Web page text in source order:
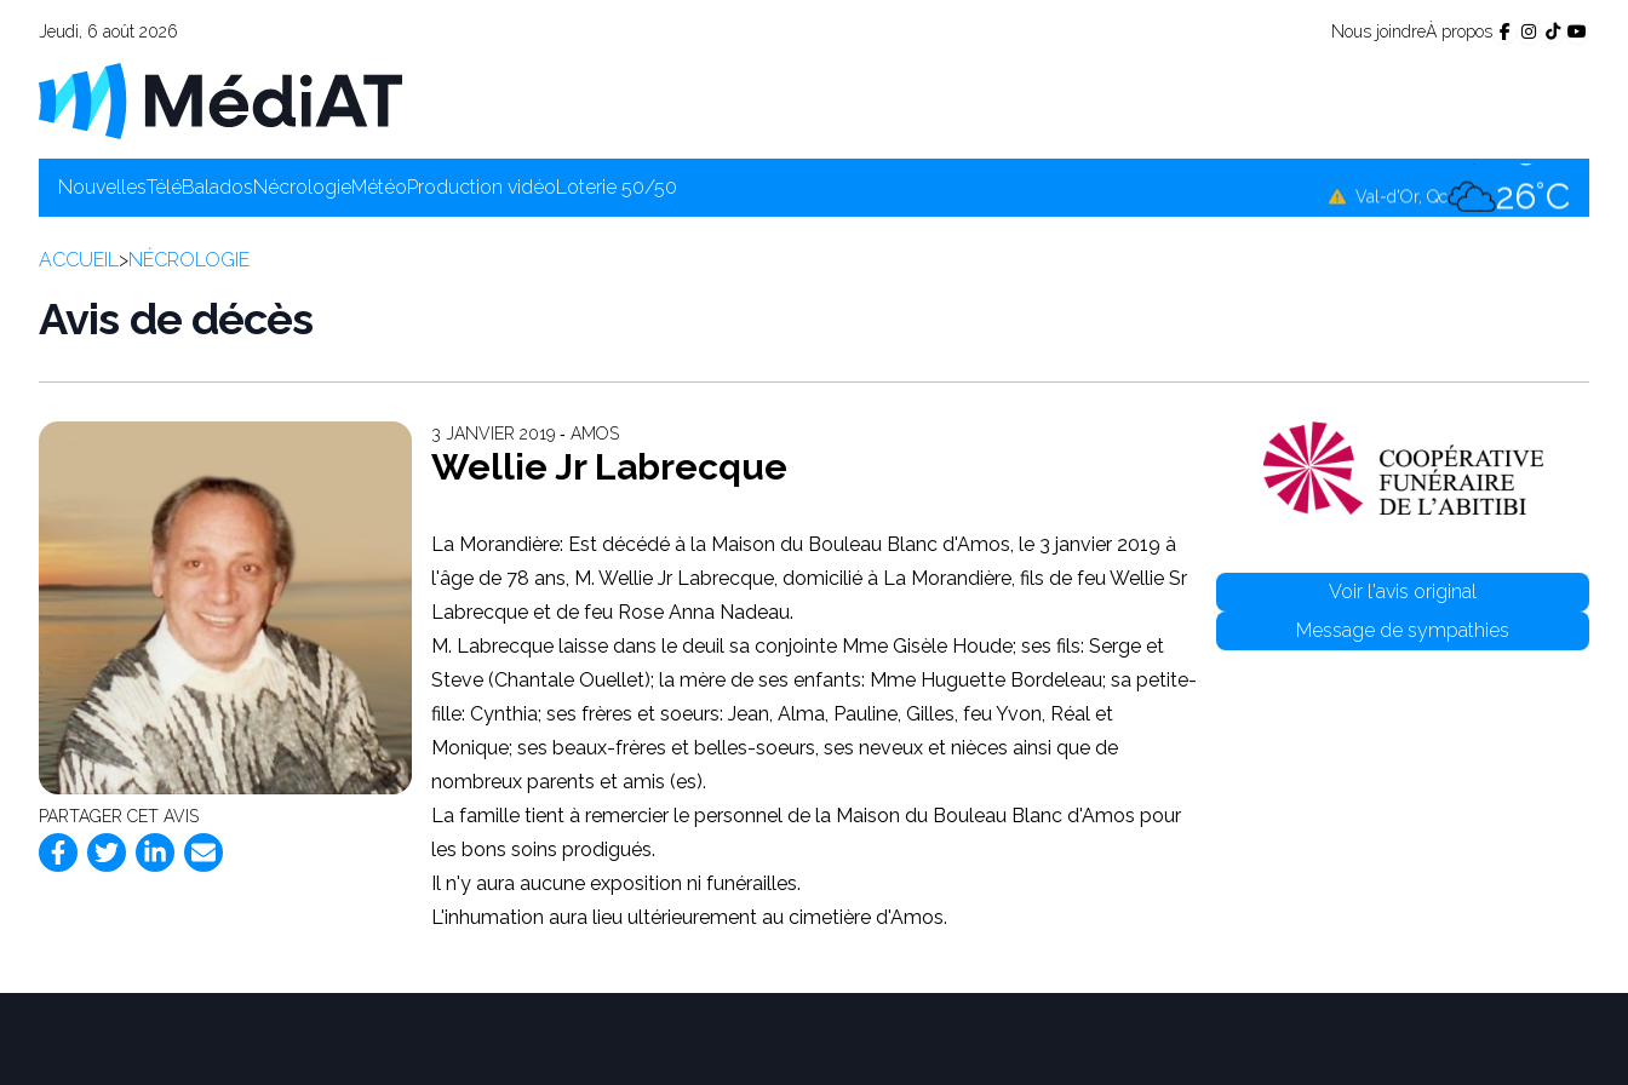
Jeudi, 6 août 2026 Nous joindreÀ propos
NouvellesTéléBaladosNécrologieMétéoProduction vidéoLoterie 50/50 Val-d'Or, Qc 26°C
ACCUEIL>NÉCROLOGIE
Avis de décès
PARTAGER CET AVIS
3 JANVIER 2019 ‐ AMOS
Wellie Jr Labrecque
La Morandière: Est décédé à la Maison du Bouleau Blanc d'Amos, le 3 janvier 2019 à
l'âge de 78 ans, M. Wellie Jr Labrecque, domicilié à La Morandière, fils de feu Wellie Sr
Labrecque et de feu Rose Anna Nadeau.
M. Labrecque laisse dans le deuil sa conjointe Mme Gisèle Houde; ses fils: Serge et
Steve (Chantale Ouellet); la mère de ses enfants: Mme Huguette Bordeleau; sa petite-
fille: Cynthia; ses frères et soeurs: Jean, Alma, Pauline, Gilles, feu Yvon, Réal et
Monique; ses beaux-frères et belles-soeurs, ses neveux et nièces ainsi que de
nombreux parents et amis (es).
La famille tient à remercier le personnel de la Maison du Bouleau Blanc d'Amos pour
les bons soins prodigués.
Il n'y aura aucune exposition ni funérailles.
L'inhumation aura lieu ultérieurement au cimetière d'Amos.
Voir l'avis original
Message de sympathies